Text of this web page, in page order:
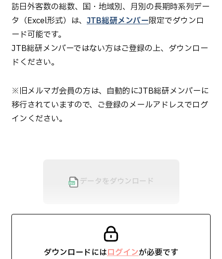
訪日外客数の総数、国・地域別、月別の長期時系列デー
タ（Excel形式）は、 JTB総研メンバー限定でダウンロ
ード可能です。
JTB総研メンバーではない方はご登録の上、ダウンロー
ドください。
※旧メルマガ会員の方は、自動的にJTB総研メンバーに
移行されていますので、ご登録のメールアドレスでログ
インください。
データをダウンロード
ダウンロードにはログインが必要です